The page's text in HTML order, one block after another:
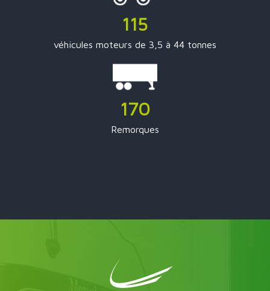
115
véhicules moteurs de 3,5 à 44 tonnes
170
Remorques